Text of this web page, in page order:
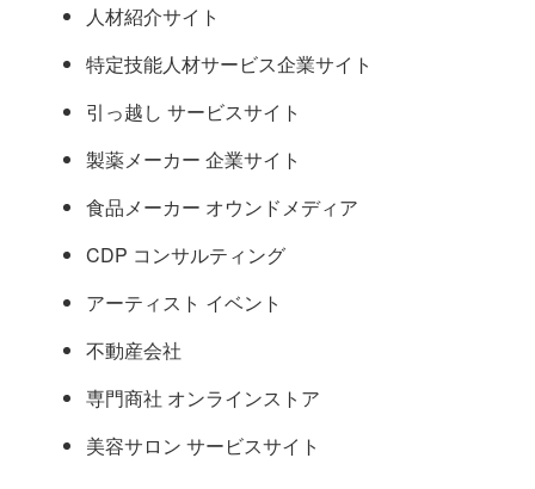
人材紹介サイト
特定技能人材サービス企業サイト
引っ越し サービスサイト
製薬メーカー 企業サイト
食品メーカー オウンドメディア
CDP コンサルティング
アーティスト イベント
不動産会社
専門商社 オンラインストア
美容サロン サービスサイト